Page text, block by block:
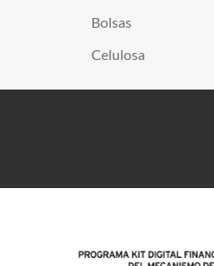
Bolsas
Celulosa